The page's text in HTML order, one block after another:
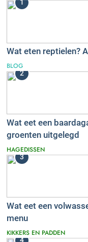
1
Wat eten reptielen?
BLOG
2
Wat eet een
groenten uitgelegd
HAGEDISSEN
3
Wat eet een
menu
KIKKERS EN PADDEN